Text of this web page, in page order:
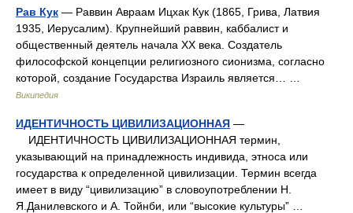
Рав Кук — Раввин Авраам Ицхак Кук (1865, Грива, Латвия
1935, Иерусалим). Крупнейший раввин, каббалист и
общественный деятель начала XX века. Создатель
философской концепции религиозного сионизма, согласно
которой, создание Государства Израиль является… …
Википедия
ИДЕНТИЧНОСТЬ ЦИВИЛИЗАЦИОННАЯ —
ИДЕНТИЧНОСТЬ ЦИВИЛИЗАЦИОННАЯ термин,
указывающий на принадлежность индивида, этноса или
государства к определенной цивилизации. Термин всегда
имеет в виду “цивилизацию” в словоупотреблении Н.
Я.Данилевского и А. Тойнби, или “высокие культуры” …